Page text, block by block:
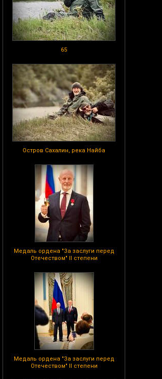
65
Остров Сахалин, река Найба
Медаль ордена "За заслуги перед
Отечеством" II степени
Медаль ордена "За заслуги перед
Отечеством" II степени